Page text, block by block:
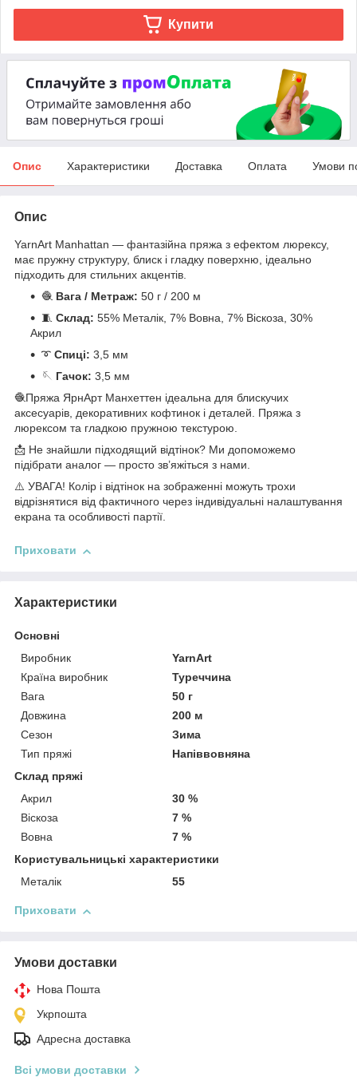
Купити
Опис Характеристики Доставка Оплата Умови
Опис
YarnArt Manhattan — фантазійна пряжа з ефектом люрексу,
має пружну структуру, блиск і гладку поверхню, ідеально
підходить для стильних акцентів.
🧶 Вага / Метраж: 50 г / 200 м
🧵 Склад: 55% Металік, 7% Вовна, 7% Віскоза, 30%
Акрил
➰ Спиці: 3,5 мм
🪡 Гачок: 3,5 мм
🧶Пряжа ЯрнАрт Манхеттен ідеальна для блискучих
аксесуарів, декоративних кофтинок і деталей. Пряжа з
люрексом та гладкою пружною текстурою.
📩 Не знайшли підходящий відтінок? Ми допоможемо
підібрати аналог — просто зв’яжіться з нами.
⚠️ УВАГА! Колір і відтінок на зображенні можуть трохи
відрізнятися від фактичного через індивідуальні налаштування
екрана та особливості партії.
Приховати
Характеристики
Основні
Виробник
YarnArt
Країна виробник
Туреччина
Вага
50 г
Довжина
200 м
Сезон
Зима
Тип пряжі
Напіввовняна
Склад пряжі
Акрил
30 %
Віскоза
7 %
Вовна
7 %
Користувальницькі характеристики
Металік
55
Приховати
Умови доставки
Нова Пошта
Укрпошта
Адресна доставка
Всі умови доставки